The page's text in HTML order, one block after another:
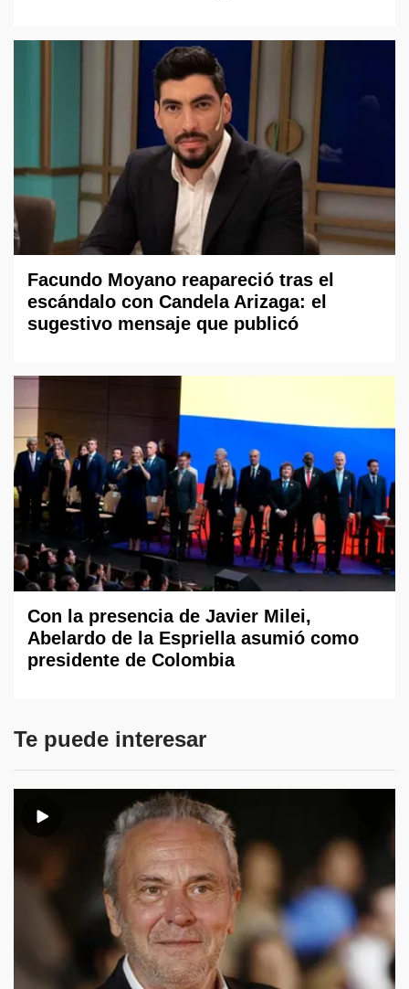
Facundo Moyano reapareció tras el
escándalo con Candela Arizaga: el
sugestivo mensaje que publicó
Con la presencia de Javier Milei,
Abelardo de la Espriella asumió como
presidente de Colombia
Te puede interesar